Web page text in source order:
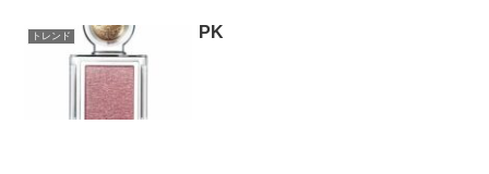
トレンド PK